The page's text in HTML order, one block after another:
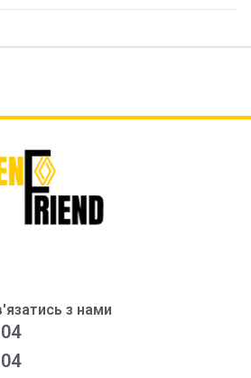
з нами